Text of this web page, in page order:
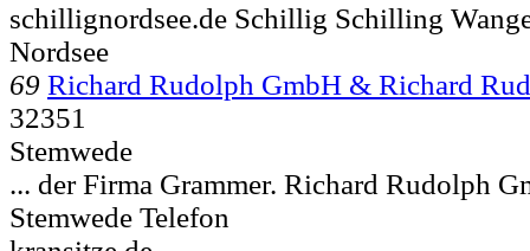
schillignordsee.de Schillig Schilling
Nordsee
69 Richard Rudolph GmbH & Richard
32351
Stemwede
... der Firma Grammer. Richard Rudolph
Stemwede Telefon